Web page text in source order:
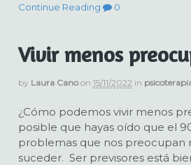
Continue Reading 0
Vivir menos
by Laura Cano on 15/11/2022 in
¿Cómo podemos vivir menos
posible que hayas oído que el
problemas que nos preocupan
suceder. Ser previsores está